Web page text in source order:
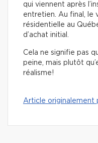
qui viennent après
entretien. Au final, le
résidentielle au
d’achat initial.
Cela ne signifie pas
peine, mais plutôt
réalisme!
Article originalement